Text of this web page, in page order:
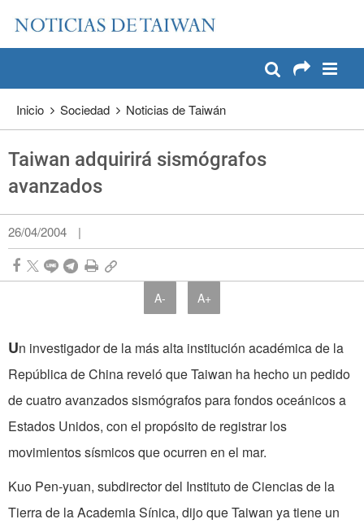
Pase a contenido principal
Inicio Sociedad Noticias de Taiwán
Taiwan adquirirá sismógrafos
avanzados
26/04/2004 |
A- A+
Un investigador de la más alta institución académica de la
República de China reveló que Taiwan ha hecho un pedido
de cuatro avanzados sismógrafos para fondos oceánicos a
Estados Unidos, con el propósito de registrar los
movimientos sísmicos que ocurren en el mar.
Kuo Pen-yuan, subdirector del Instituto de Ciencias de la
Tierra de la Academia Sínica, dijo que Taiwan ya tiene un